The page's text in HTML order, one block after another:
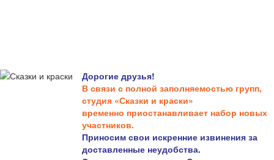
Дорогие друзья!
В связи с полной заполняемостью групп,
студия «Сказки и краски»
временно приостанавливает набор новых
участников.
Приносим свои искренние извинения за
доставленные неудобства.